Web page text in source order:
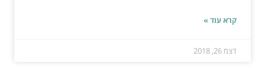
קרא עוד »
דצמ 26, 2018